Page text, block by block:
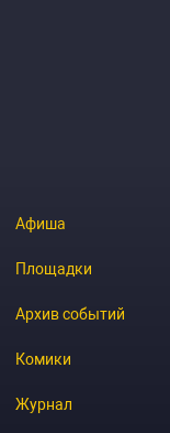
Афиша
Площадки
Архив событий
Комики
Журнал